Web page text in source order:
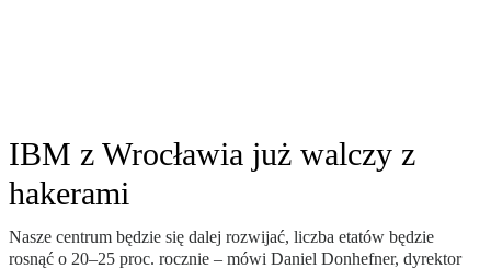
IBM z Wrocławia już walczy z
hakerami
Nasze centrum będzie się dalej rozwijać, liczba etatów będzie
rosnąć o 20–25 proc. rocznie – mówi Daniel Donhefner, dyrektor